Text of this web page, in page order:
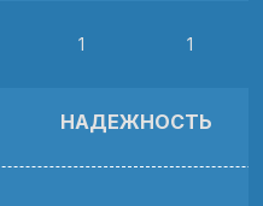
1 1
НАДЕЖНОСТЬ